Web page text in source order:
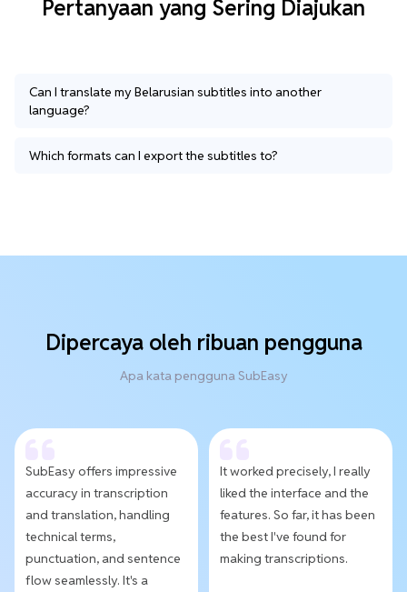
Pertanyaan yang Sering Diajukan
Can I translate my Belarusian subtitles into another
language?
Which formats can I export the subtitles to?
Dipercaya oleh ribuan pengguna
Apa kata pengguna SubEasy
SubEasy offers impressive
accuracy in transcription
and translation, handling
technical terms,
punctuation, and sentence
flow seamlessly. It's a
It worked precisely, I really
liked the interface and the
features. So far, it has been
the best I've found for
making transcriptions.